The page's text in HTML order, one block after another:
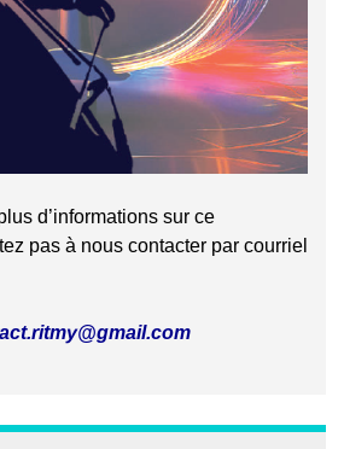
d’informations sur ce
pas à nous contacter par courriel